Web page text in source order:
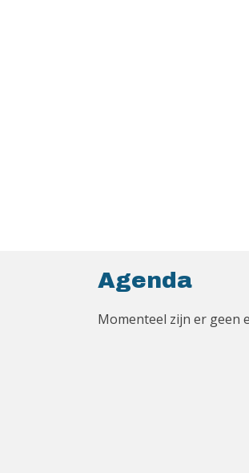
Agenda
Momenteel zijn er geen